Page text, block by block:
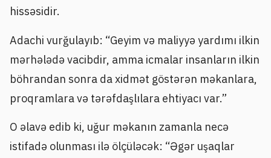
hissəsidir.
Adachi vurğulayıb: “Geyim və maliyyə yardımı ilkin
mərhələdə vacibdir, amma icmalar insanların ilkin
böhrandan sonra da xidmət göstərən məkanlara,
proqramlara və tərəfdaşlılara ehtiyacı var.”
O əlavə edib ki, uğur məkanın zamanla necə
istifadə olunması ilə ölçüləcək: “Əgər uşaqlar